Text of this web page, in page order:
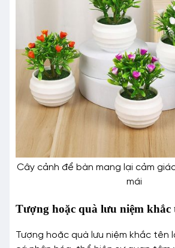
Cây cảnh để bàn mang lại cảm
mái
Tượng hoặc quà lưu niệm khắc
Tượng hoặc quà lưu niệm khắc tên